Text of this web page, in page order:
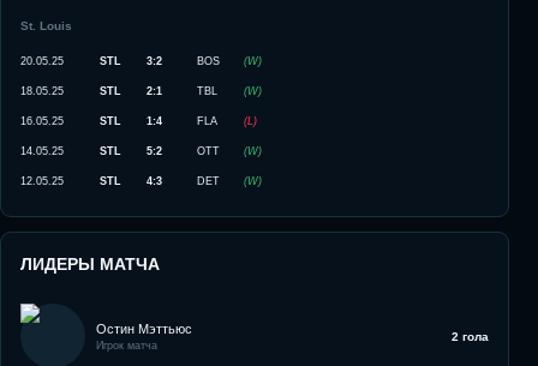
St. Louis
20.05.25 STL 3:2 BOS (W)
18.05.25 STL 2:1 TBL (W)
16.05.25 STL 1:4 FLA (L)
14.05.25 STL 5:2 OTT (W)
12.05.25 STL 4:3 DET (W)
ЛИДЕРЫ МАТЧА
Остин Мэттьюс
Игрок матча
2 гола